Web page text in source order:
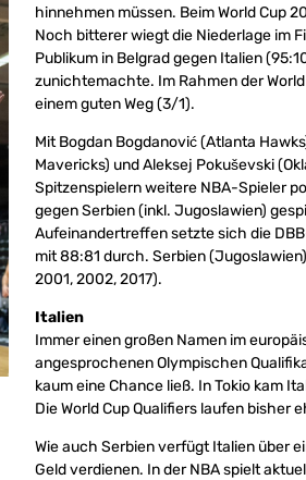
hinnehmen müssen. Beim World Cup
Noch bitterer wiegt die Niederlage im
Publikum in Belgrad gegen Italien
zunichtemachte. Im Rahmen der
einem guten Weg (3/1).
Mit Bogdan Bogdanović (Atlanta
Mavericks) und Aleksej Pokuševski
Spitzenspielern weitere NBA-Spieler
gegen Serbien (inkl. Jugoslawien)
Aufeinandertreffen setzte sich die
mit 88:81 durch. Serbien
2001, 2002, 2017).
Italien
Immer einen großen Namen im
angesprochenen Olympischen
kaum eine Chance ließ. In Tokio kam
Die World Cup Qualifiers laufen
Wie auch Serbien verfügt Italien über
Geld verdienen. In der NBA spielt